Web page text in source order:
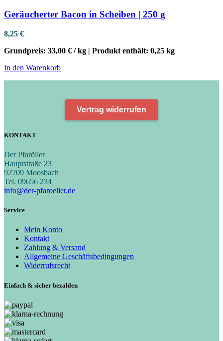
Geräucherter Bacon in Scheiben | 250 g
8,25 €
Grundpreis: 33,00 € /kg | Produkt enthält: 0,25 kg
In den Warenkorb
Vertrag widerrufen
KONTAKT
Der Pfaröller
Hauptstraße 23
92709 Moosbach
Tel. 09656 234
info@der-pfaroeller.de
Service
Mein Konto
Kontakt
Zahlung & Versand
Allgemeine Geschäftsbedingungen
Widerrufsrecht
Einfach & sicher bezahlen